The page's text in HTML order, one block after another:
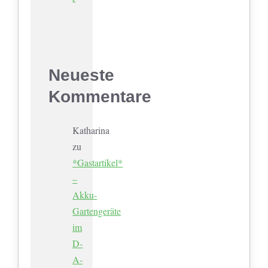
Neueste
Kommentare
Katharina
zu
*Gastartikel*
–
Akku-
Gartengeräte
im
D-
A-